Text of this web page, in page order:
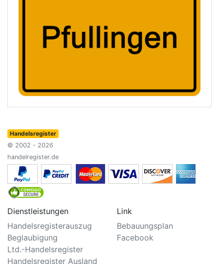
Handelsregister
© 2002 - 2026
handelregister.de
Dienstleistungen
Handelsregisterauszug
Beglaubigung
Ltd.-Handelsregister
Handelsregister Ausland
Link
Bebauungsplan
Facebook